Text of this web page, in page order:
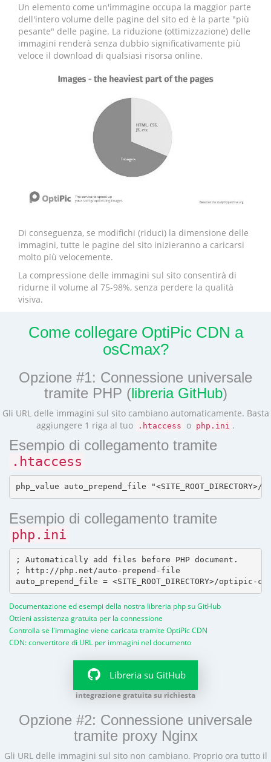
Un elemento come un'immagine occupa la maggior parte
dell'intero volume delle pagine del sito ed è la parte "più
pesante" delle pagine. La riduzione (ottimizzazione) delle
immagini renderà senza dubbio significativamente più
veloce il download di qualsiasi risorsa online.
Di conseguenza, se modifichi (riduci) la dimensione delle
immagini, tutte le pagine del sito inizieranno a caricarsi
molto più velocemente.
La compressione delle immagini sul sito consentirà di
ridurne il volume al 75-98%, senza perdere la qualità
visiva.
Come collegare OptiPic CDN a
osCmax?
Opzione #1: Connessione universale
tramite PHP (libreria GitHub)
Gli URL delle immagini sul sito cambiano automaticamente. Basta
aggiungere 1 riga al tuo
.htaccess o php.ini .
Esempio di collegamento tramite
.htaccess
Esempio di collegamento tramite
php.ini
; Automatically add files before PHP document.
; http://php.net/auto-prepend-file
Documentazione ed esempi della nostra libreria php su GitHub
Ottieni assistenza gratuita per la connessione
Controlla se l'immagine viene caricata tramite OptiPic CDN
CDN: convertitore di URL per immagini nel documento
Libreria su GitHub
integrazione gratuita su richiesta
Opzione #2: Connessione universale
tramite proxy Nginx
Gli URL delle immagini sul sito non cambiano. Proprio ora tutto il